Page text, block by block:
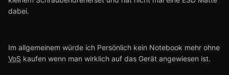
dabei.
Im allgemeinem würde ich Persönlich kein Notebook mehr ohne
VoS kaufen wenn man wirklich auf das Gerät angewiesen ist.